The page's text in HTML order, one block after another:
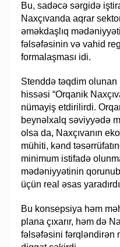
Bu, sadəcə sərgidə
Naxçıvanda aqrar
əməkdaşlıq
fəlsəfəsinin və vahid
formalaşması idi.
Stenddə təqdim olunan
hissəsi “Orqanik
nümayiş etdirilirdi.
beynəlxalq səviyyədə
olsa da, Naxçıvanın
mühiti, kənd
minimum istifadə
mədəniyyətinin
üçün real əsas
Bu konsepsiya həm
plana çıxarır, həm də
fəlsəfəsini fərqləndirən